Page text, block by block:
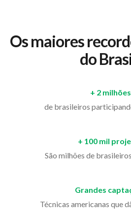
Os maiores
do
+ 2 milhões
de brasileiros
+ 100 mil
São milhões de
Grandes
Técnicas americanas que